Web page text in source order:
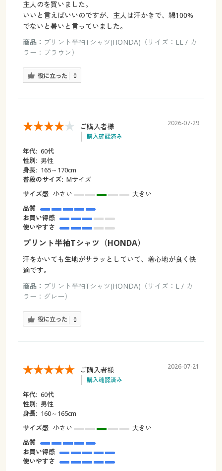
主人のを買いました。
いいと言えばいいのですが、主人は汗かきで、綿100%
でないと暑いと言っていました。
商品： プリント半袖Tシャツ(HONDA)（サイズ：LL / カ
ラー：ブラウン）
役に立った 0
ご購入者様
購入確認済み
2026-07-29
年代: 60代
性別: 男性
身長: 165～170cm
普段のサイズ: Mサイズ
サイズ感 小さい
大きい
品質
お買い得感
使いやすさ
プリント半袖Tシャツ（HONDA）
汗をかいても生地がサラッとしていて、着心地が良く快
適です。
商品： プリント半袖Tシャツ(HONDA)（サイズ：L / カ
ラー：グレー）
役に立った 0
ご購入者様
購入確認済み
2026-07-21
年代: 60代
性別: 男性
身長: 160～165cm
サイズ感 小さい
大きい
品質
お買い得感
使いやすさ